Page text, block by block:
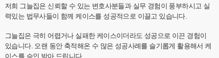
저희 그늘집은 신뢰할 수 있는 변호사분들과 실무 경험이 풍부하시고 실
력있는 법무사들이 함께 케이스를 성공적으로 이끌고 있습니다.
그늘집은 극히 어렵거나 실패한 케이스이더라도 성공으로 이끈 경험이
있습니다. 오랜 동안 축적해온 수 많은 성공사례를 슬기롭게 활용해서 케
이스를 승인 받아 드립니다.